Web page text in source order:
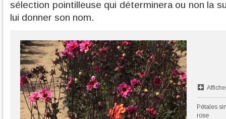
sélection pointilleuse qui déterminera ou non la
lui donner son nom.
Pétales
rose